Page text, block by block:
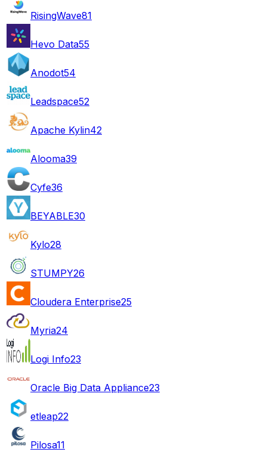
RisingWave81
Hevo Data55
Anodot54
Leadspace52
Apache Kylin42
Alooma39
Cyfe36
BEYABLE30
Kylo28
STUMPY26
Cloudera Enterprise25
Myria24
Logi Info23
Oracle Big Data Appliance23
etleap22
Pilosa11